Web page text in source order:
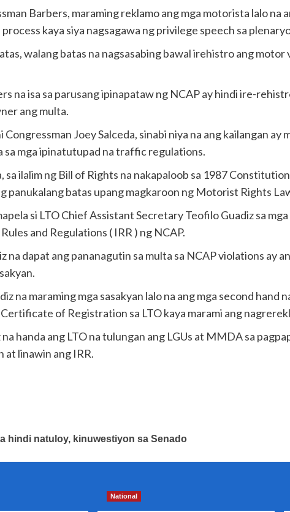
Barbers, maraming reklamo ang mga motorista lalo
kaya siya nagsagawa ng privilege speech sa
walang batas na nagsasabing bawal irehistro ang
na isa sa parusang ipinapataw ng NCAP ay hindi ire-
ang multa.
Congressman Joey Salceda, sinabi niya na ang kailangan
sa mga ipinatutupad na traffic regulations.
sa ilalim ng Bill of Rights na nakapaloob sa 1987
panukalang batas upang magkaroon ng Motorist Rights
si LTO Chief Assistant Secretary Teofilo Guadiz sa
and Regulations ( IRR ) ng NCAP.
na dapat ang pananagutin sa multa sa NCAP violations ay
na maraming mga sasakyan lalo na ang mga second
of Registration sa LTO kaya marami ang
handa ang LTO na tulungan ang LGUs at MMDA sa
at linawin ang IRR.
hindi natuloy, kinuwestiyon sa Senado
National